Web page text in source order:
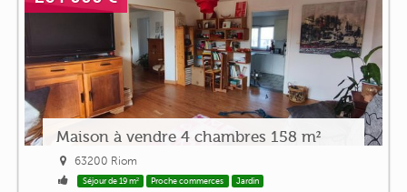
Maison à vendre 4 chambres 158 m²
63200 Riom
Séjour de 19 m² Proche commerces Jardin